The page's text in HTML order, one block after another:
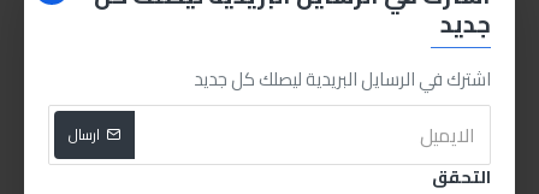
جديد
اشترك في الرسايل البريدية ليصلك كل جديد
ارسال
التحقق
مانو حافظة 10" ORG-10
110.00LE
اضافة للسلة
40.00LE
اضافة للسلة